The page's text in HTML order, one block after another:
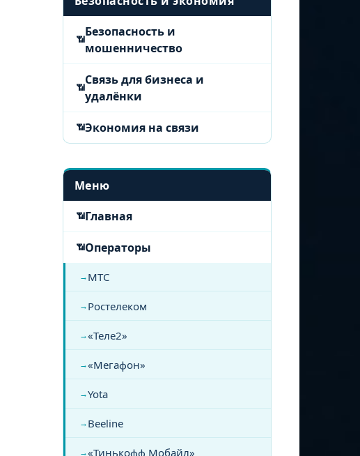
Безопасность и
мошенничество
Связь для бизнеса и
удалёнки
Экономия на связи
Меню
Главная
Операторы
МТС
Ростелеком
«Теле2»
«Мегафон»
Yota
Beeline
«Тинькофф Мобайл»